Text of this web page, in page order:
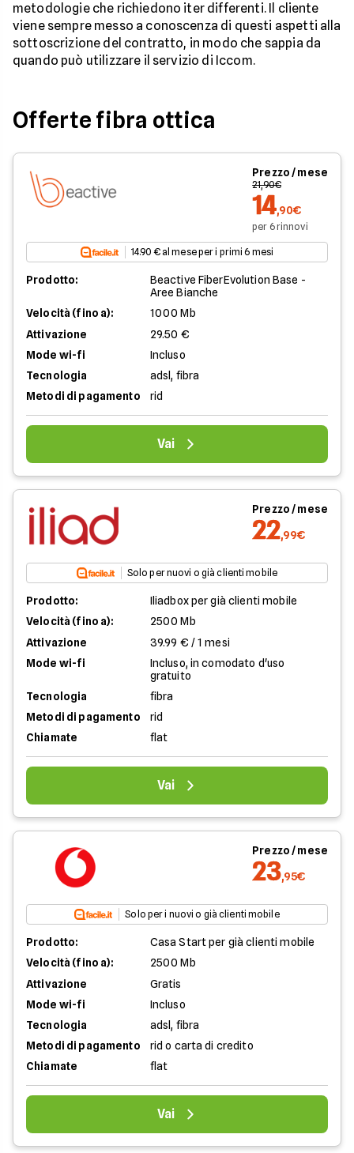
metodologie che richiedono iter differenti. Il cliente
viene sempre messo a conoscenza di questi aspetti alla
sottoscrizione del contratto, in modo che sappia da
quando può utilizzare il servizio di Iccom.
Offerte fibra ottica
Prezzo / mese
21,90€
14,90€
per 6 rinnovi
14.90 € al mese per i primi 6 mesi
Prodotto:
Beactive FiberEvolution Base -
Aree Bianche
Velocità (fino a):
1000 Mb
Attivazione
29.50 €
Mode wi-fi
Incluso
Tecnologia
adsl, fibra
Metodi di pagamento
rid
Vai
Prezzo / mese
22,99€
Solo per nuovi o già clienti mobile
Prodotto:
Iliadbox per già clienti mobile
Velocità (fino a):
2500 Mb
Attivazione
39.99 € / 1 mesi
Mode wi-fi
Incluso, in comodato d'uso
gratuito
Tecnologia
fibra
Metodi di pagamento
rid
Chiamate
flat
Vai
Prezzo / mese
23,95€
Solo per i nuovi o già clienti mobile
Prodotto:
Casa Start per già clienti mobile
Velocità (fino a):
2500 Mb
Attivazione
Gratis
Mode wi-fi
Incluso
Tecnologia
adsl, fibra
Metodi di pagamento
rid o carta di credito
Chiamate
flat
Vai